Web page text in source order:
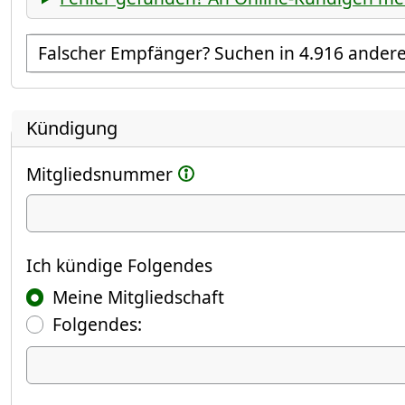
Empfänger suchen
Kündigung
Mitgliedsnummer
Ich kündige
Ich kündige Folgendes
Meine Mitgliedschaft
Folgendes:
Ich kündige Folgendes